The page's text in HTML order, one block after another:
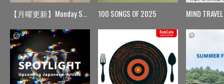
【月曜更新】Monday Spin 100 SONGS OF 2025 MIND TRAVEL